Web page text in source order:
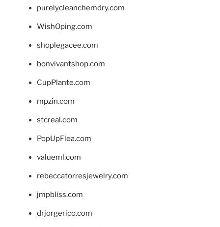
purelycleanchemdry.com
WishOping.com
shoplegacee.com
bonvivantshop.com
CupPlante.com
mpzin.com
stcreal.com
PopUpFlea.com
valueml.com
rebeccatorresjewelry.com
jmpbliss.com
drjorgerico.com